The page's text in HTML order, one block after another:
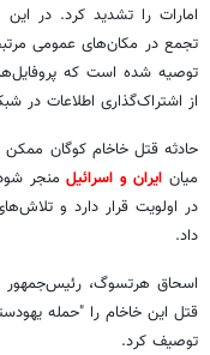
امارات را تشدید کرد. در
تجمع در مکان‌های عمومی
توصیه شده است که
از اشتراک‌گذاری اطلاعات در
حادثه قتل خاخام کوگان
میان ایران و اسرائیلمنجر
در اولویت قرار دارد و
داد.
اسحاق هرتسوگ، رئیس‌جمهور
قتل این خاخام را "حمله
توصیف کرد.